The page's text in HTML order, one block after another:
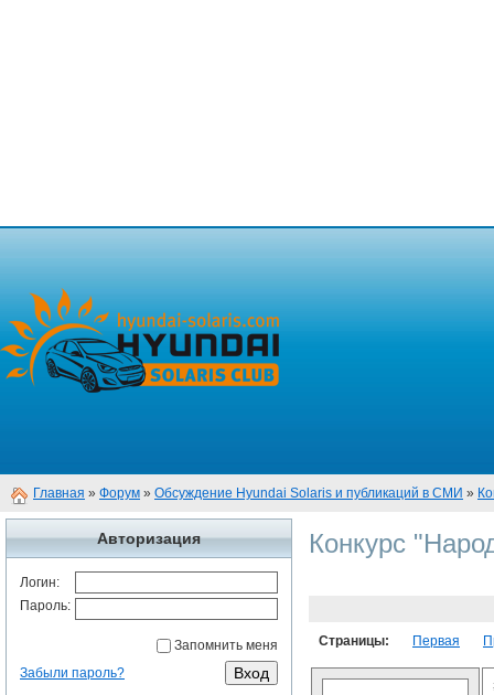
Главная » Форум » Обсуждение Hyundai Solaris и публикаций в СМИ »
Авторизация
Логин:
Пароль:
Запомнить меня
Забыли пароль?
Конкурс
Страницы: Первая